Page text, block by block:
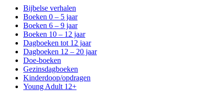
Bijbelse verhalen
Boeken 0 – 5 jaar
Boeken 6 – 9 jaar
Boeken 10 – 12 jaar
Dagboeken tot 12 jaar
Dagboeken 12 – 20 jaar
Doe-boeken
Gezinsdagboeken
Kinderdoop/opdragen
Young Adult 12+